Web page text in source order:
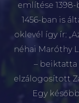
említése 1398-
1456-ban is
oklevél így ír:
néhai Maróthy
– beiktatta
elzálogosított
Egy